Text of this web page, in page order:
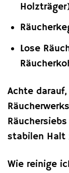
Lose
Achte
stabilen Halt
Wie reinige